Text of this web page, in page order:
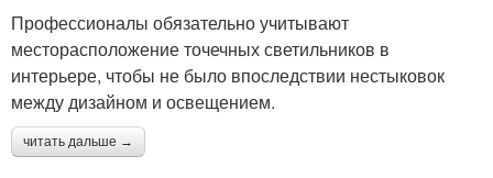
Профессионалы обязательно учитывают
месторасположение точечных светильников в
интерьере, чтобы не было впоследствии нестыковок
между дизайном и освещением.
читать дальше →